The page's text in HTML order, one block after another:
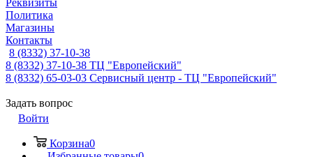
Реквизиты
Политика
Магазины
Контакты
8 (8332) 37-10-38
8 (8332) 37-10-38 ТЦ "Европейский"
8 (8332) 65-03-03 Сервисный центр - ТЦ "Европейский"
Задать вопрос
Войти
Корзина0